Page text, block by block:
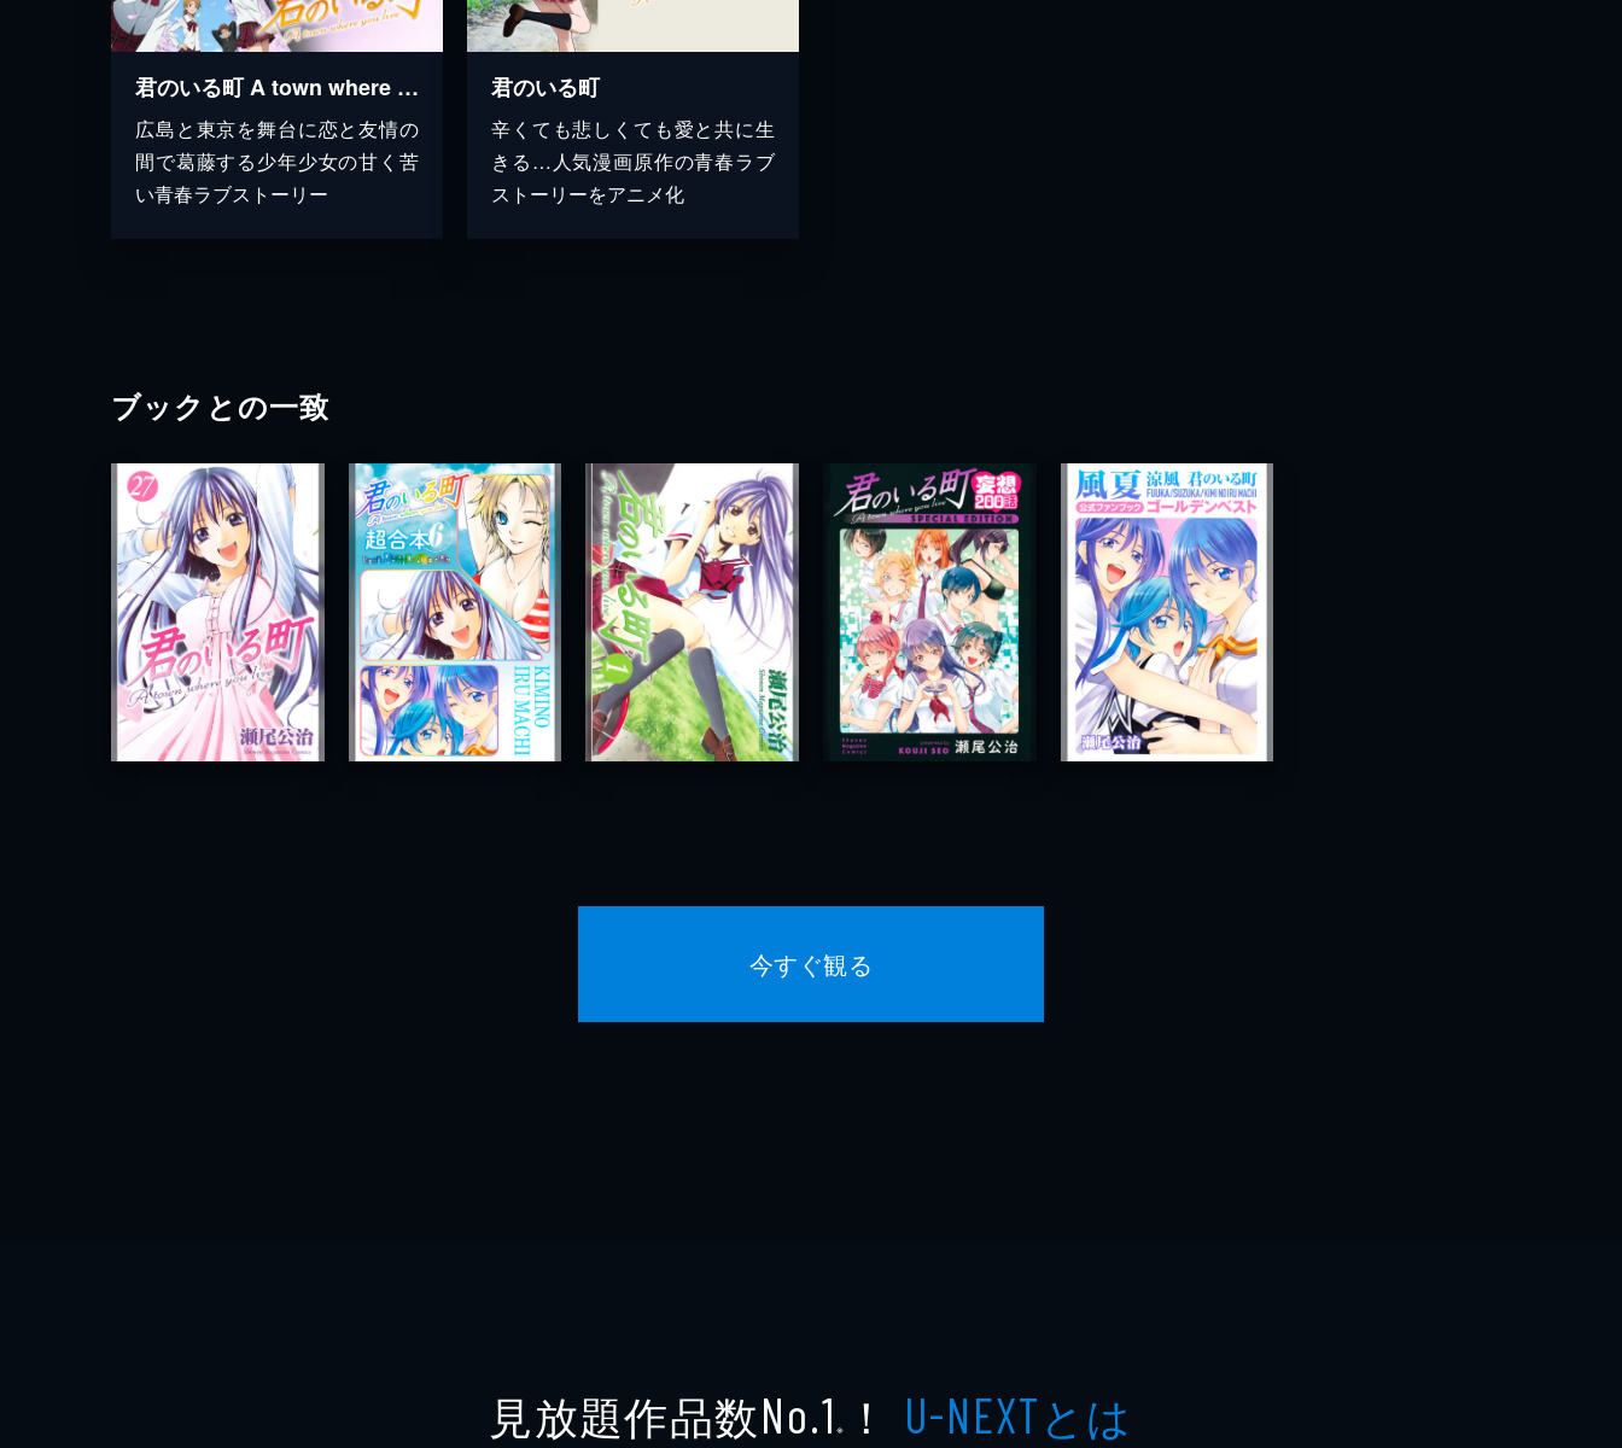
君のいる町 A town where you live
広島と東京を舞台に恋と友情の
間で葛藤する少年少女の甘く苦
い青春ラブストーリー
君のいる町
辛くても悲しくても愛と共に生
きる…人気漫画原作の青春ラブ
ストーリーをアニメ化
ブックとの一致
今すぐ観る
見放題作品数No.1 ※ ！ U-NEXTとは